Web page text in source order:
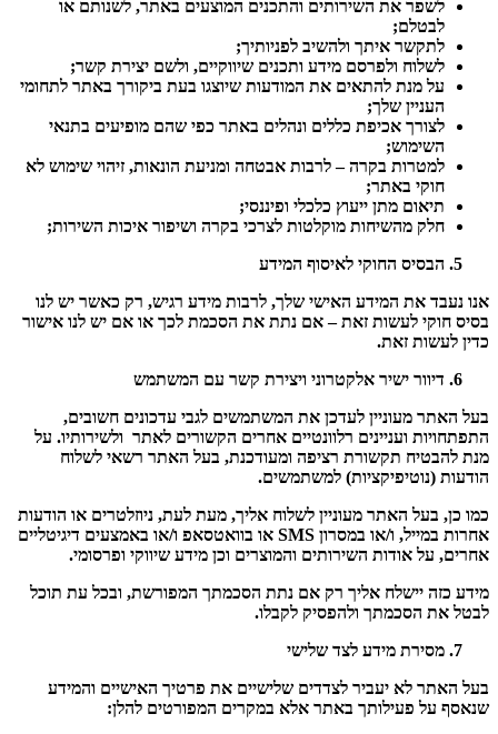
לשפר את השירותים והתכנים המוצעים באתר, לשנותם או
לבטלם;
לתקשר איתך ולהשיב לפניותיך;
לשלוח ולפרסם מידע ותכנים שיווקיים, ולשם יצירת קשר;
על מנת להתאים את המודעות שיוצגו בעת ביקורך באתר לתחומי
העניין שלך;
לצורך אכיפת כללים ונהלים באתר כפי שהם מופיעים בתנאי
השימוש;
למטרות בקרה – לרבות אבטחה ומניעת הונאות, זיהוי שימוש לא
חוקי באתר;
תיאום מתן ייעוץ כלכלי ופיננסי;
חלק מהשיחות מוקלטות לצרכי בקרה ושיפור איכות השירות;
הבסיס החוקי לאיסוף המידע
אנו נעבד את המידע האישי שלך, לרבות מידע רגיש, רק כאשר יש לנו
בסיס חוקי לעשות זאת – אם נתת את הסכמת לכך או אם יש לנו אישור
כדין לעשות זאת.
דיוור ישיר אלקטרוני ויצירת קשר עם המשתמש
בעל האתר מעוניין לעדכן את המשתמשים לגבי עדכונים חשובים,
התפתחויות ועניינים רלוונטיים אחרים הקשורים לאתר ולשירותיו. על
מנת להבטיח תקשורת רציפה ומעודכנת, בעל האתר רשאי לשלוח
הודעות (נוטיפיקציות) למשתמשים.
כמו כן, בעל האתר מעוניין לשלוח אליך, מעת לעת, ניוזלטרים או הודעות
אחרות במייל, ו/או במסרון SMS או בוואטסאפ ו/או באמצעים דיגיטליים
אחרים, על אודות השירותים והמוצרים וכן מידע שיווקי ופרסומי.
מידע כזה יישלח אליך רק אם נתת הסכמתך המפורשת, ובכל עת תוכל
לבטל את הסכמתך ולהפסיק לקבלו.
מסירת מידע לצד שלישי
בעל האתר לא יעביר לצדדים שלישיים את פרטיך האישיים והמידע
שנאסף על פעילותך באתר אלא במקרים המפורטים להלן: